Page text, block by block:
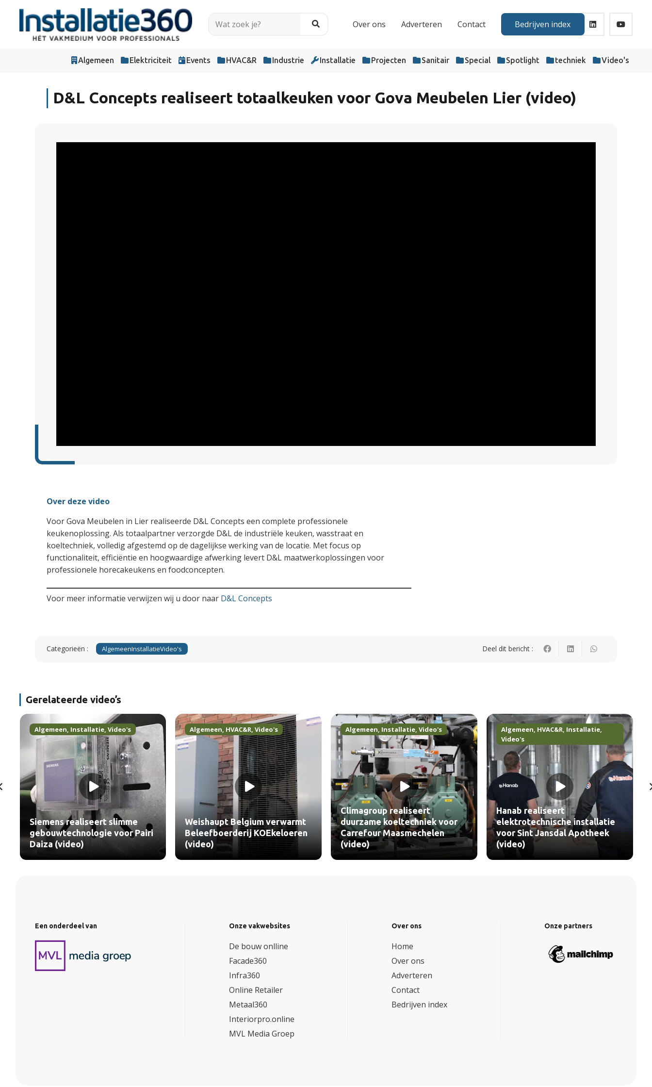
Over ons Adverteren Contact Bedrijven index
Algemeen Elektriciteit Events HVAC&R Industrie Installatie Projecten Sanitair Special Spotlight techniek Video's
D&L Concepts realiseert totaalkeuken voor Gova Meubelen Lier (video)
Over deze video
Voor Gova Meubelen in Lier realiseerde D&L Concepts een complete professionele
keukenoplossing. Als totaalpartner verzorgde D&L de industriële keuken, wasstraat en
koeltechniek, volledig afgestemd op de dagelijkse werking van de locatie. Met focus op
functionaliteit, efficiëntie en hoogwaardige afwerking levert D&L maatwerkoplossingen voor
professionele horecakeukens en foodconcepten.
Voor meer informatie verwijzen wij u door naar D&L Concepts
Categorieën : AlgemeenInstallatieVideo's Deel dit bericht :
Gerelateerde video’s
Algemeen, Installatie, Video's
Siemens realiseert slimme
gebouwtechnologie voor Pairi
Daiza (video)
Algemeen, HVAC&R,Video's
Weishaupt Belgium verwarmt
Beleefboerderij KOEkeloeren
(video)
Algemeen, Installatie,Video's
Climagroup realiseert
duurzame koeltechniek voor
Carrefour Maasmechelen
(video)
Algemeen, HVAC&R, Installatie,
Video's
Hanab realiseert
elektrotechnische installatie
voor Sint Jansdal Apotheek
(video)
Een onderdeel van Onze vakwebsites
De bouw onlline
Facade360
Infra360
Online Retailer
Metaal360
Interiorpro.online
MVL Media Groep
Over ons
Home
Over ons
Adverteren
Contact
Bedrijven index
Onze partners